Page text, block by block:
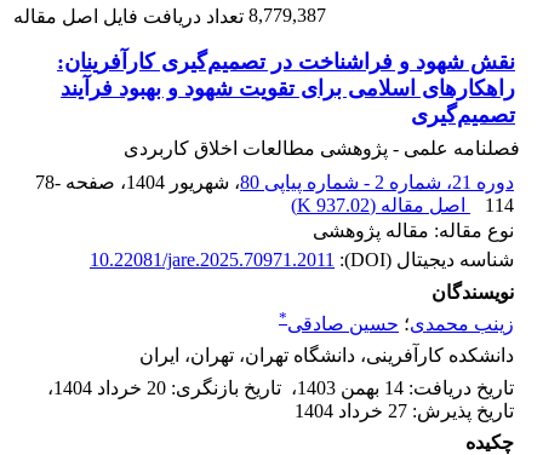
تعداد دریافت فایل اصل مقاله 8,779,387
نقش شهود و فراشناخت در تصمیم‌گیری کارآفرینان:
راهکارهای اسلامی برای تقویت شهود و بهبود فرآیند
تصمیم‌گیری
فصلنامه علمی - پژوهشی مطالعات اخلاق کاربردی
دوره 21، شماره 2 - شماره پیاپی 80
، شهریور 1404 ، صفحه 78-
114
اصل مقاله (937.02 K
)
نوع مقاله: مقاله پژوهشی
شناسه دیجیتال (DOI):
10.22081/jare.2025.70971.2011
نویسندگان
زینب محمدی؛ حسین صادقی*
دانشکده کارآفرینی، دانشگاه تهران، تهران، ایران
تاریخ دریافت: 14 بهمن 1403 ، تاریخ بازنگری: 20 خرداد 1404
،
تاریخ پذیرش: 27 خرداد 1404
چکیده